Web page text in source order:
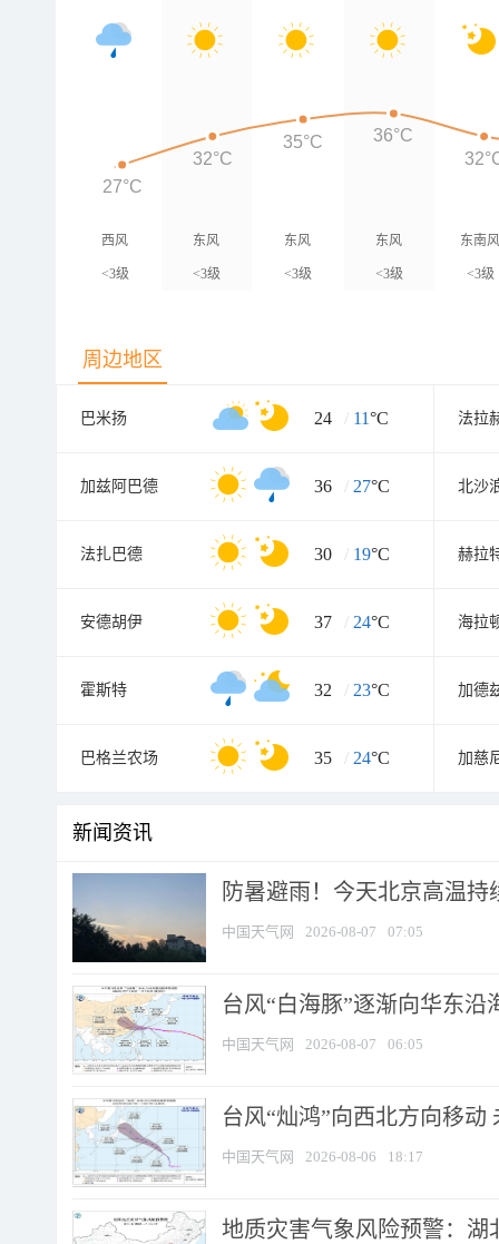
西风
<3级
东风
<3级
东风
<3级
东风
<3级
东南
<3级
27°C
32°C
35°C 36°C
周边地区
巴米扬 24 / 11°C 法拉
加兹阿巴德 36 / 27°C 北沙
法扎巴德 30 / 19°C 赫拉
安德胡伊 37 / 24°C 海拉
霍斯特 32 / 23°C 加德
巴格兰农场 35 / 24°C 加慈
新闻资讯
防暑避雨！今天北京高温
中国天气网 2026-08-07 07:05
台风“白海豚”逐渐向华东沿
中国天气网 2026-08-07 06:05
台风“灿鸿”向西北方向移动
中国天气网 2026-08-06 18:17
地质灾害气象风险预警：湖